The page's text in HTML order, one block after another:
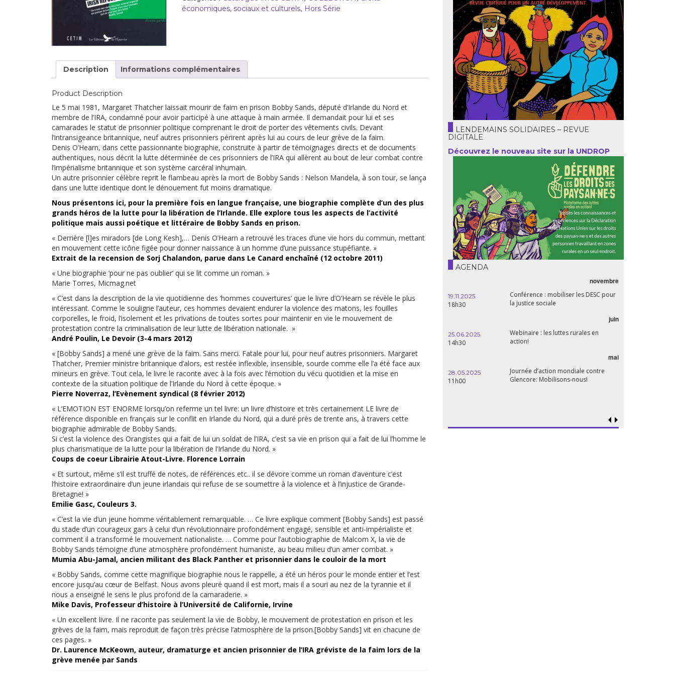
développement
Par pays
Colombie
Cuba
Equateur
Espagne
France
Guatemala
Haïti
Madagascar
Nigeria
Palestine
Syrie
Turquie
Venezuela
Déclarations à l’ONU
Conférences
Cahiers critiques
Diffusion librairies
économiques, sociaux et culturels, Hors Série
Description Informations complémentaires
Product Description
Le 5 mai 1981, Margaret Thatcher laissait mourir de faim en prison Bobby Sands, député d’Irlande du Nord et
membre de l’IRA, condamné pour avoir participé à une attaque à main armée. Il demandait pour lui et ses
camarades le statut de prisonnier politique comprenant le droit de porter des vêtements civils. Devant
l’intransigeance britannique, neuf autres prisonniers périrent après lui au cours de leur grève de la faim.
Denis O’Hearn, dans cette passionnante biographie, construite à partir de témoignages directs et de documents
authentiques, nous décrit la lutte déterminée de ces prisonniers de l’IRA qui allèrent au bout de leur combat contre
l’impérialisme britannique et son système carcéral inhumain.
Un autre prisonnier célèbre reprit le flambeau après la mort de Bobby Sands : Nelson Mandela, à son tour, se lança
dans une lutte identique dont le dénouement fut moins dramatique.
Nous présentons ici, pour la première fois en langue française, une biographie complète d’un des plus
grands héros de la lutte pour la libération de l’Irlande. Elle explore tous les aspects de l’activité
politique mais aussi poétique et littéraire de Bobby Sands en prison.
« Derrière [l]es miradors [de Long Kesh],… Denis O’Hearn a retrouvé les traces d’une vie hors du commun, mettant
en mouvement cette icône figée pour donner naissance à un homme d’une puissance stupéfiante. »
Extrait de la recension de Sorj Chalandon, parue dans Le Canard enchaîné (12 octobre 2011)
« Une biographie ‘pour ne pas oublier’ qui se lit comme un roman. »
Marie Torres, Micmag.net
« C’est dans la description de la vie quotidienne des ‘hommes couvertures’ que le livre d’O’Hearn se révèle le plus
intéressant. Comme le souligne l’auteur, ces hommes devaient endurer la violence des matons, les fouilles
corporelles, le froid, l’isolement et les privations de toutes sortes pour maintenir en vie le mouvement de
protestation contre la criminalisation de leur lutte de libération nationale. »
André Poulin, Le Devoir (3-4 mars 2012)
« [Bobby Sands] a mené une grève de la faim. Sans merci. Fatale pour lui, pour neuf autres prisonniers. Margaret
Thatcher, Premier ministre britannique d’alors, est restée inflexible, insensible, sourde comme elle l’a été face aux
mineurs en grève. Tout cela, le livre le raconte avec à la fois avec l’émotion du vécu quotidien et la mise en
contexte de la situation politique de l’Irlande du Nord à cette époque. »
Pierre Noverraz, l’Evènement syndical (8 février 2012)
« L’EMOTION EST ENORME lorsqu’on referme un tel livre: un livre d’histoire et très certainement LE livre de
référence disponible en français sur le conflit en Irlande du Nord, qui a duré près de trente ans, à travers cette
biographie admirable de Bobby Sands.
Si c’est la violence des Orangistes qui a fait de lui un soldat de l’IRA, c’est sa vie en prison qui a fait de lui l’homme le
plus charismatique de la lutte pour la libération de l’Irlande du Nord. »
Coups de coeur Librairie Atout-Livre. Florence Lorrain
« Et surtout, même s’il est truffé de notes, de références etc.. il se dévore comme un roman d’aventure c’est
l’histoire extraordinaire d’un jeune irlandais qui refuse de se soumettre à la violence et à l’injustice de Grande-
Bretagne! »
Emilie Gasc, Couleurs 3.
« C’est la vie d’un jeune homme véritablement remarquable. … Ce livre explique comment [Bobby Sands] est passé
du stade d’un courageux gars à celui d’un révolutionnaire profondément engagé, sensible et anti-impérialiste et
comment il a transformé le mouvement nationaliste. … Comme pour l’autobiographie de Malcom X, la vie de
Bobby Sands témoigne d’une atmosphère profondément humaniste, au beau milieu d’un amer combat. »
Mumia Abu-Jamal, ancien militant des Black Panther et prisonnier dans le couloir de la mort
« Bobby Sands, comme cette magnifique biographie nous le rappelle, a été un héros pour le monde entier et l’est
encore jusqu’au cœur de Belfast. Nous avons pleuré quand il est mort, mais il a souri au nez de la tyrannie et il
nous a enseigné le sens le plus profond de la camaraderie. »
Mike Davis, Professeur d’histoire à l’Université de Californie, Irvine
« Un excellent livre. Il ne raconte pas seulement la vie de Bobby, le mouvement de protestation en prison et les
grèves de la faim, mais reproduit de façon très précise l’atmosphère de la prison.[Bobby Sands] vit en chacune de
ces pages. »
Dr. Laurence McKeown, auteur, dramaturge et ancien prisonnier de l’IRA gréviste de la faim lors de la
grève menée par Sands
LENDEMAINS SOLIDAIRES – REVUE
DIGITALE
Découvrez le nouveau site sur la UNDROP
AGENDA
novembre
19.11.2025
18h30
Conférence : mobiliser les DESC pour
la justice sociale
juin
25.06.2025
14h30
Webinaire : les luttes rurales en
action!
mai
28.05.2025
11h00
Journée d’action mondiale contre
Glencore: Mobilisons-nous!